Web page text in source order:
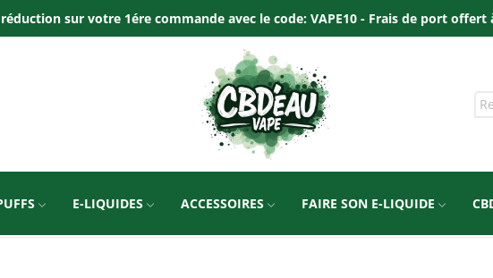
réduction sur votre 1ére commande avec le code: VAPE10 - Frais de port offert
E-LIQUIDES ACCESSOIRES FAIRE SON E-LIQUIDE